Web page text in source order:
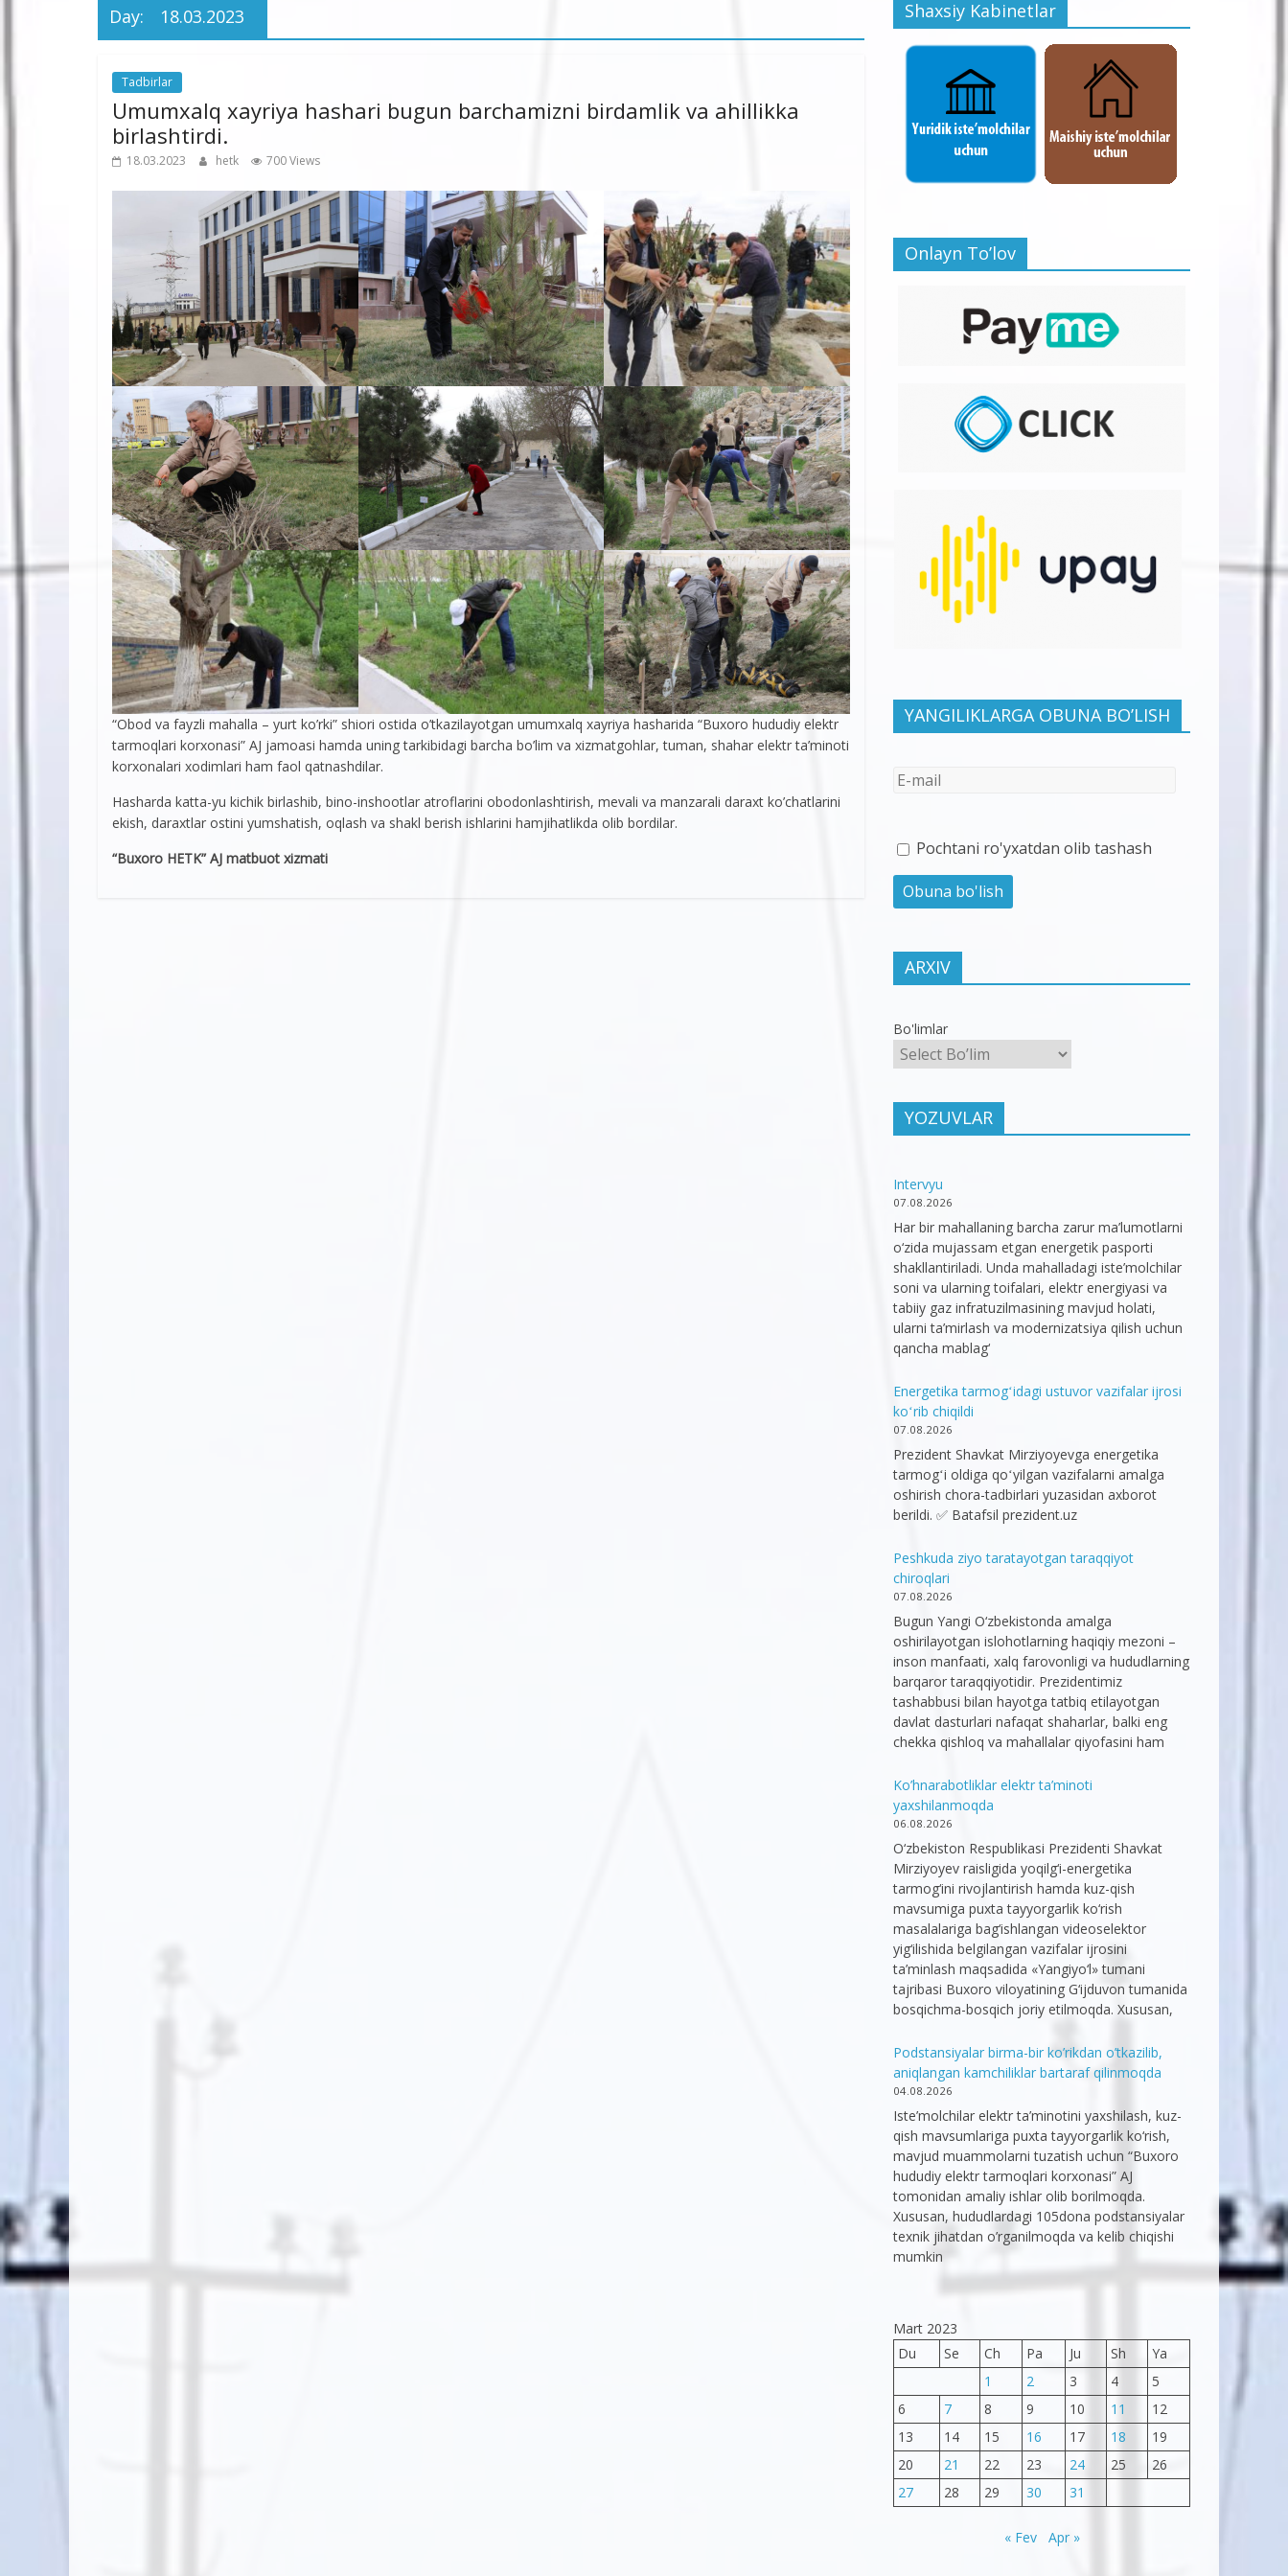
Day: 18.03.2023
Tadbirlar
Umumxalq xayriya hashari bugun barchamizni birdamlik va ahillikka
birlashtirdi.
18.03.2023 hetk 700 Views
“Obod va fayzli mahalla – yurt ko’rki” shiori ostida o’tkazilayotgan umumxalq xayriya hasharida “Buxoro hududiy elektr
tarmoqlari korxonasi” AJ jamoasi hamda uning tarkibidagi barcha bo’lim va xizmatgohlar, tuman, shahar elektr ta’minoti
korxonalari xodimlari ham faol qatnashdilar.
Hasharda katta-yu kichik birlashib, bino-inshootlar atroflarini obodonlashtirish, mevali va manzarali daraxt ko’chatlarini
ekish, daraxtlar ostini yumshatish, oqlash va shakl berish ishlarini hamjihatlikda olib bordilar.
“Buxoro HETK” AJ matbuot xizmati
Shaxsiy Kabinetlar
Onlayn To’lov
YANGILIKLARGA OBUNA BO’LISH
Pochtani ro'yxatdan olib tashash
ARXIV
Bo'limlar
YOZUVLAR
Intervyu
07.08.2026
Har bir mahallaning barcha zarur ma’lumotlarni
o‘zida mujassam etgan energetik pasporti
shakllantiriladi. Unda mahalladagi iste’molchilar
soni va ularning toifalari, elektr energiyasi va
tabiiy gaz infratuzilmasining mavjud holati,
ularni ta’mirlash va modernizatsiya qilish uchun
qancha mablag‘
Energetika tarmogʻidagi ustuvor vazifalar ijrosi
koʻrib chiqildi
07.08.2026
Prezident Shavkat Mirziyoyevga energetika
tarmogʻi oldiga qoʻyilgan vazifalarni amalga
oshirish chora-tadbirlari yuzasidan axborot
berildi. ✅ Batafsil prezident.uz
Peshkuda ziyo taratayotgan taraqqiyot
chiroqlari
07.08.2026
Bugun Yangi O‘zbekistonda amalga
oshirilayotgan islohotlarning haqiqiy mezoni –
inson manfaati, xalq farovonligi va hududlarning
barqaror taraqqiyotidir. Prezidentimiz
tashabbusi bilan hayotga tatbiq etilayotgan
davlat dasturlari nafaqat shaharlar, balki eng
chekka qishloq va mahallalar qiyofasini ham
Ko’hnarabotliklar elektr ta’minoti
yaxshilanmoqda
06.08.2026
O‘zbekiston Respublikasi Prezidenti Shavkat
Mirziyoyev raisligida yoqilg‘i-energetika
tarmog‘ini rivojlantirish hamda kuz-qish
mavsumiga puxta tayyorgarlik ko‘rish
masalalariga bag‘ishlangan videoselektor
yig‘ilishida belgilangan vazifalar ijrosini
ta’minlash maqsadida «Yangiyo‘l» tumani
tajribasi Buxoro viloyatining G‘ijduvon tumanida
bosqichma-bosqich joriy etilmoqda. Xususan,
Podstansiyalar birma-bir ko’rikdan o’tkazilib,
aniqlangan kamchiliklar bartaraf qilinmoqda
04.08.2026
Iste’molchilar elektr ta’minotini yaxshilash, kuz-
qish mavsumlariga puxta tayyorgarlik ko‘rish,
mavjud muammolarni tuzatish uchun “Buxoro
hududiy elektr tarmoqlari korxonasi” AJ
tomonidan amaliy ishlar olib borilmoqda.
Xususan, hududlardagi 105dona podstansiyalar
texnik jihatdan o’rganilmoqda va kelib chiqishi
mumkin
Mart 2023
Du
Se Ch Pa Ju Sh
Ya
1
2 3 4
5
6
7 8 9 10 11
12
13
14 15 16 17 18
19
20
21 22 23 24 25
26
27
28 29 30 31
« Fev Apr »